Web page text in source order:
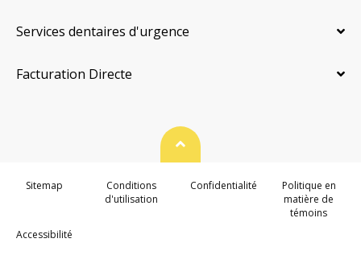
Services dentaires d'urgence
Facturation Directe
Haut de page
Sitemap
Conditions
d'utilisation
Confidentialité
Politique en
matière de
témoins
Accessibilité